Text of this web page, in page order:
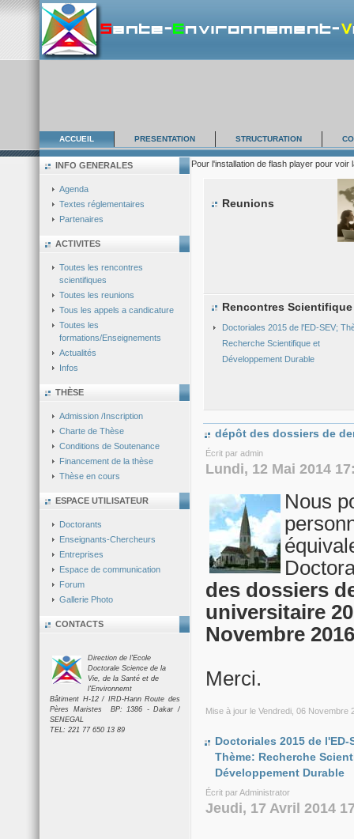
ACCUEIL PRESENTATION STRUCTURATION
Pour l'installation de flash player pour voir
Reunions
Rencontres Scientifique
Doctoriales 2015 de l'ED-SEV;
Recherche Scientifique et
Développement Durable
dépôt des dossiers de
Écrit par admin
Lundi, 12 Mai 2014
Nous
des dossiers
universitaire
Novembre
Merci.
Mise à jour le Vendredi, 06 Novembre
Doctoriales 2015 de l'ED-
Thème: Recherche
Développement Durable
Écrit par Administrator
Jeudi, 17 Avril 2014
INFO GENERALES
Agenda
Textes réglementaires
Partenaires
ACTIVITES
Toutes les rencontres
scientifiques
Toutes les reunions
Tous les appels a candicature
Toutes les
formations/Enseignements
Actualités
Infos
THÈSE
Admission /Inscription
Charte de Thèse
Conditions de Soutenance
Financement de la thèse
Thèse en cours
ESPACE UTILISATEUR
Doctorants
Enseignants-Chercheurs
Entreprises
Espace de communication
Forum
Gallerie Photo
CONTACTS
Direction de l'Ecole
Doctorale Science de la
Vie, de la Santé et de
l'Environnemt
Bâtiment H-12 / IRD-Hann Route des
Pères Maristes BP: 1386 - Dakar /
SENEGAL
TEL: 221 77 650 13 89